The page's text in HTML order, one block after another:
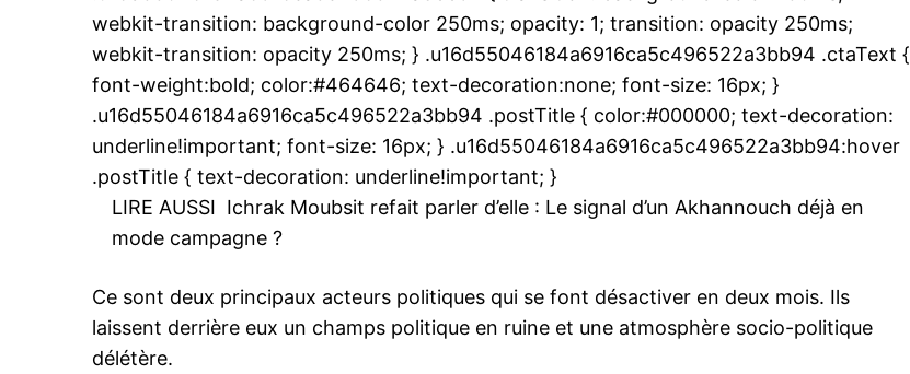
webkit-transition: background-color 250ms; opacity: 1; transition: opacity 250ms;
webkit-transition: opacity 250ms; } .u16d55046184a6916ca5c496522a3bb94 .ctaText {
font-weight:bold; color:#464646; text-decoration:none; font-size: 16px; }
.u16d55046184a6916ca5c496522a3bb94 .postTitle { color:#000000; text-decoration:
underline!important; font-size: 16px; } .u16d55046184a6916ca5c496522a3bb94:hover
.postTitle { text-decoration: underline!important; }
LIRE AUSSI Ichrak Moubsit refait parler d’elle : Le signal d’un Akhannouch déjà en
mode campagne ?
Ce sont deux principaux acteurs politiques qui se font désactiver en deux mois. Ils
laissent derrière eux un champs politique en ruine et une atmosphère socio-politique
délétère.